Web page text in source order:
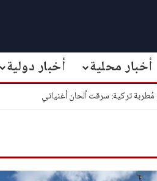
أخبار محلية أخبار دولية
تركية: سرقت ألحان أغنياتي